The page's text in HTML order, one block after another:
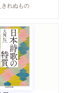
れぬもの